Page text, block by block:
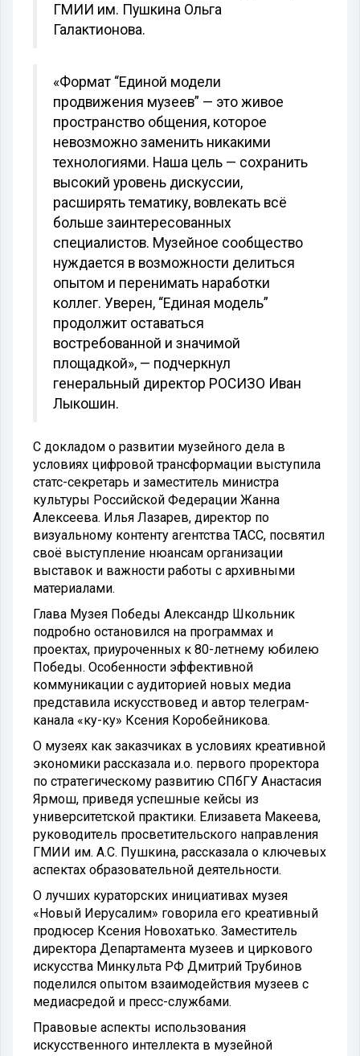
ГМИИ им. Пушкина Ольга
Галактионова.
«Формат “Единой модели
продвижения музеев” — это живое
пространство общения, которое
невозможно заменить никакими
технологиями. Наша цель — сохранить
высокий уровень дискуссии,
расширять тематику, вовлекать всё
больше заинтересованных
специалистов. Музейное сообщество
нуждается в возможности делиться
опытом и перенимать наработки
коллег. Уверен, “Единая модель”
продолжит оставаться
востребованной и значимой
площадкой», — подчеркнул
генеральный директор РОСИЗО Иван
Лыкошин.
С докладом о развитии музейного дела в
условиях цифровой трансформации выступила
статс-секретарь и заместитель министра
культуры Российской Федерации Жанна
Алексеева. Илья Лазарев, директор по
визуальному контенту агентства ТАСС, посвятил
своё выступление нюансам организации
выставок и важности работы с архивными
материалами.
Глава Музея Победы Александр Школьник
подробно остановился на программах и
проектах, приуроченных к 80-летнему юбилею
Победы. Особенности эффективной
коммуникации с аудиторией новых медиа
представила искусствовед и автор телеграм-
канала «ку-ку» Ксения Коробейникова.
О музеях как заказчиках в условиях креативной
экономики рассказала и.о. первого проректора
по стратегическому развитию СПбГУ Анастасия
Ярмош, приведя успешные кейсы из
университетской практики. Елизавета Макеева,
руководитель просветительского направления
ГМИИ им. А.С. Пушкина, рассказала о ключевых
аспектах образовательной деятельности.
О лучших кураторских инициативах музея
«Новый Иерусалим» говорила его креативный
продюсер Ксения Новохатько. Заместитель
директора Департамента музеев и циркового
искусства Минкульта РФ Дмитрий Трубинов
поделился опытом взаимодействия музеев с
медиасредой и пресс-службами.
Правовые аспекты использования
искусственного интеллекта в музейной